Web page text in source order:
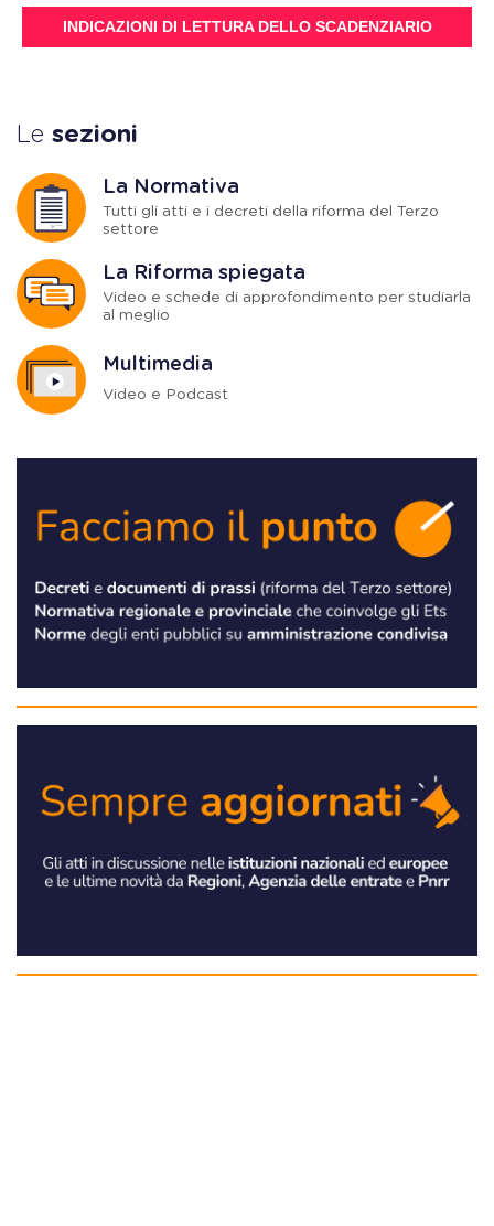
INDICAZIONI DI LETTURA DELLO SCADENZIARIO
Le sezioni
La Normativa
Tutti gli atti e i decreti della riforma del Terzo
settore
La Riforma spiegata
Video e schede di approfondimento per studiarla
al meglio
Multimedia
Video e Podcast